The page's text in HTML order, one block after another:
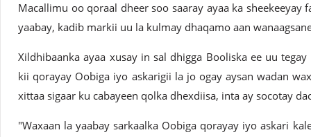
Macallimu oo qoraal dheer soo saaray ayaa ka
yaabay, kadib markii uu la kulmay dhaqamo aan
Xildhibaanka ayaa xusay in sal dhigga Booliska ee uu
kii qorayay Oobiga iyo askarigii la jo ogay aysan wadan
xittaa sigaar ku cabayeen qolka dhexdiisa, inta ay socotay
"Waxaan la yaabay sarkaalka Oobiga qorayay iyo askari